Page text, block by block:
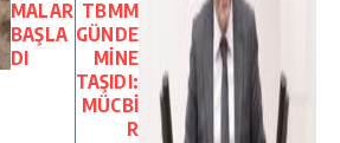
MALAR
BAŞLA
DI
TBMM
GÜNDE
MİNE
TAŞIDI:
MÜCBİ
R